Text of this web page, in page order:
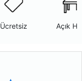
Ücretsiz Açık